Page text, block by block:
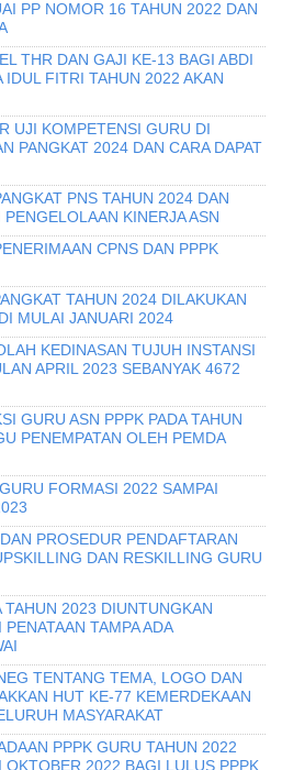
PP NOMOR 16 TAHUN 2022 DAN
THR DAN GAJI KE-13 BAGI ABDI
IDUL FITRI TAHUN 2022 AKAN
UJI KOMPETENSI GURU DI
PANGKAT 2024 DAN CARA DAPAT
PNS TAHUN 2024 DAN
KINERJA ASN
CPNS DAN PPPK
TAHUN 2024 DILAKUKAN
MULAI JANUARI 2024
KEDINASAN TUJUH INSTANSI
APRIL 2023 SEBANYAK 4672
GURU ASN PPPK PADA TAHUN
PENEMPATAN OLEH PEMDA
FORMASI 2022 SAMPAI
PROSEDUR PENDAFTARAN
DAN RESKILLING GURU
TAHUN 2023 DIUNTUNGKAN
TAMPA ADA
TENTANG TEMA, LOGO DAN
HUT KE-77 KEMERDEKAAN
MASYARAKAT
PPPK GURU TAHUN 2022
2022 BAGI LULUS PPPK